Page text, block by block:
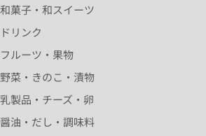
和菓子・和スイーツ
ドリンク
フルーツ・果物
野菜・きのこ・漬物
乳製品・チーズ・卵
醤油・だし・調味料